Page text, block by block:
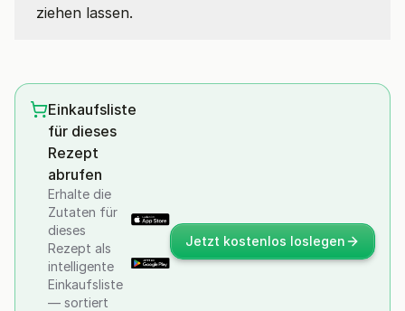
ziehen lassen.
Einkaufsliste
für dieses
Rezept
abrufen
Erhalte die
Zutaten für
dieses
Rezept als
intelligente
Einkaufsliste
— sortiert
Jetzt kostenlos loslegen